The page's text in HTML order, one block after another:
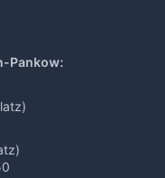
Pankow: